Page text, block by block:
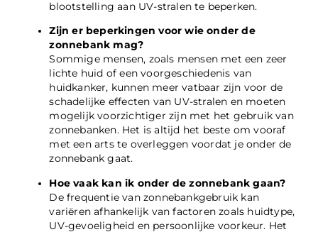
blootstelling aan UV-stralen te beperken.
Zijn er beperkingen voor wie onder de
zonnebank mag?
Sommige mensen, zoals mensen met een zeer
lichte huid of een voorgeschiedenis van
huidkanker, kunnen meer vatbaar zijn voor de
schadelijke effecten van UV-stralen en moeten
mogelijk voorzichtiger zijn met het gebruik van
zonnebanken. Het is altijd het beste om vooraf
met een arts te overleggen voordat je onder de
zonnebank gaat.
Hoe vaak kan ik onder de zonnebank gaan?
De frequentie van zonnebankgebruik kan
variëren afhankelijk van factoren zoals huidtype,
UV-gevoeligheid en persoonlijke voorkeur. Het